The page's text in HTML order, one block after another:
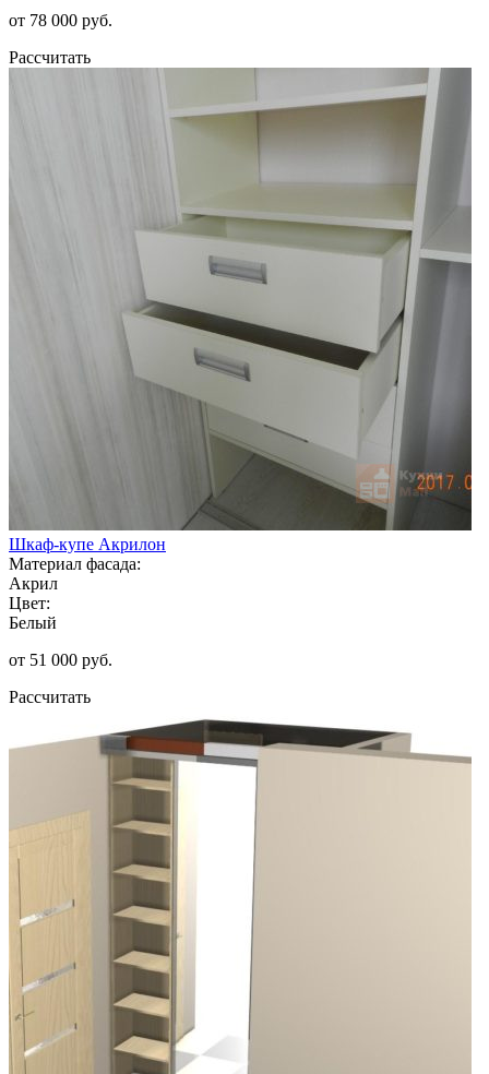
от 78 000 руб.
Рассчитать
Шкаф-купе Акрилон
Материал фасада:
Акрил
Цвет:
Белый
от 51 000 руб.
Рассчитать